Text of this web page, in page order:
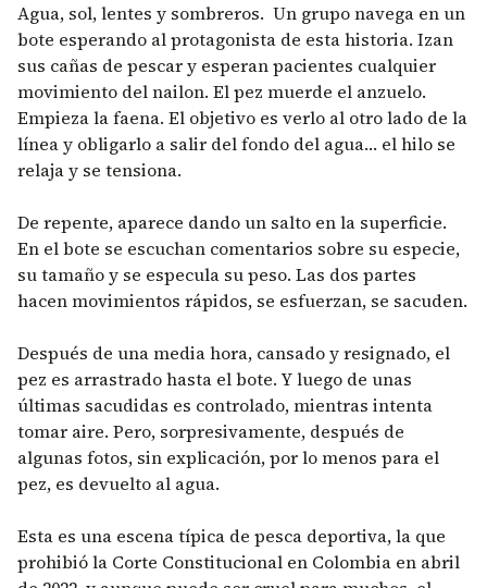
Agua, sol, lentes y sombreros. Un grupo navega en un
bote esperando al protagonista de esta historia. Izan
sus cañas de pescar y esperan pacientes cualquier
movimiento del nailon. El pez muerde el anzuelo.
Empieza la faena. El objetivo es verlo al otro lado de la
línea y obligarlo a salir del fondo del agua… el hilo se
relaja y se tensiona.
De repente, aparece dando un salto en la superficie.
En el bote se escuchan comentarios sobre su especie,
su tamaño y se especula su peso. Las dos partes
hacen movimientos rápidos, se esfuerzan, se sacuden.
Después de una media hora, cansado y resignado, el
pez es arrastrado hasta el bote. Y luego de unas
últimas sacudidas es controlado, mientras intenta
tomar aire. Pero, sorpresivamente, después de
algunas fotos, sin explicación, por lo menos para el
pez, es devuelto al agua.
Esta es una escena típica de pesca deportiva, la que
prohibió la Corte Constitucional en Colombia en abril